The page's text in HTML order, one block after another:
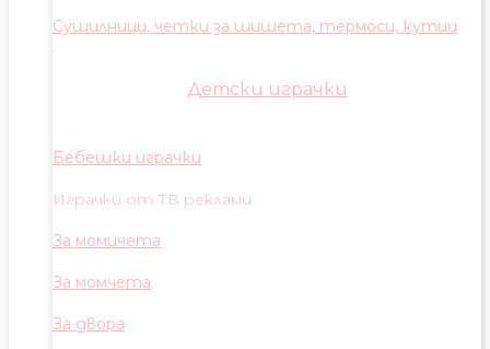
Сушилници, четки за шишета, термоси, кутии
Детски играчки
Бебешки играчки
Играчки от ТВ реклами
За момичета
За момчета
За двора